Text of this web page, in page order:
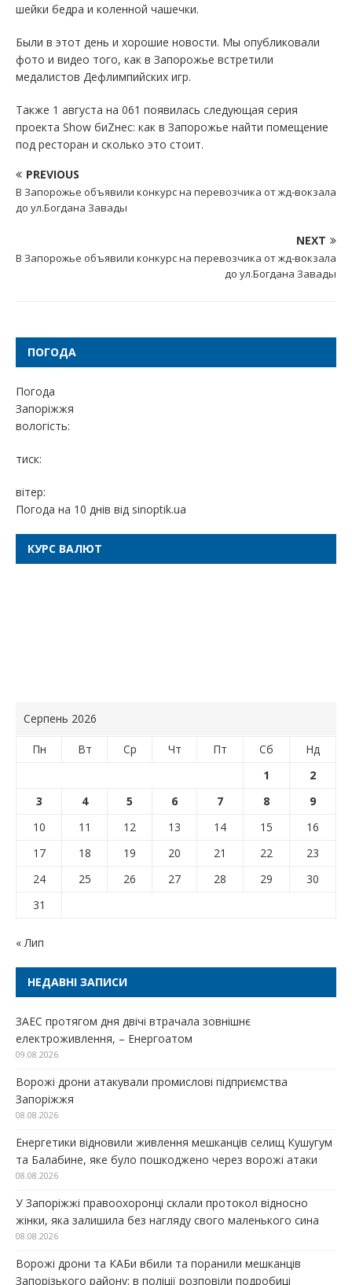
шейки бедра и коленной чашечки.
Были в этот день и хорошие новости. Мы опубликовали
фото и видео того, как в Запорожье встретили
медалистов Дефлимпийских игр.
Также 1 августа на 061 появилась следующая серия
проекта Show биZнес: как в Запорожье найти помещение
под ресторан и сколько это стоит.
PREVIOUS
В Запорожье объявили конкурс на перевозчика от жд-вокзала
до ул.Богдана Завады
NEXT
В Запорожье объявили конкурс на перевозчика от жд-вокзала
до ул.Богдана Завады
ПОГОДА
Погода
Запоріжжя
вологість:
тиск:
вітер:
Погода на 10 днів від sinoptik.ua
КУРС ВАЛЮТ
Серпень 2026
Пн Вт Ср Чт Пт Сб
Нд
1
2
3
4 5 6 7 8
9
10
11 12 13 14 15
16
17
18 19 20 21 22
23
24
25 26 27 28 29
30
31
« Лип
НЕДАВНІ ЗАПИСИ
ЗАЕС протягом дня двічі втрачала зовнішнє
електроживлення, – Енергоатом
09.08.2026
Ворожі дрони атакували промислові підприємства
Запоріжжя
08.08.2026
Енергетики відновили живлення мешканців селищ Кушугум
та Балабине, яке було пошкоджено через ворожі атаки
08.08.2026
У Запоріжжі правоохоронці склали протокол відносно
жінки, яка залишила без нагляду свого маленького сина
08.08.2026
Ворожі дрони та КАБи вбили та поранили мешканців
Запорізького району: в поліції розповіли подробиці